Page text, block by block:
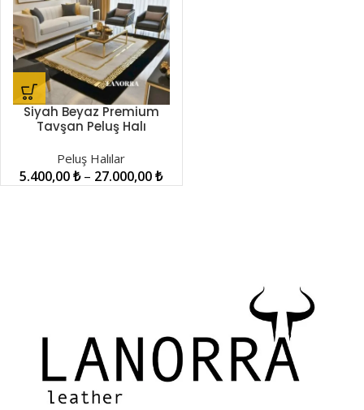
Siyah Beyaz Premium
Tavşan Peluş Halı
Peluş Halılar
5.400,00₺ – 27.000,00₺